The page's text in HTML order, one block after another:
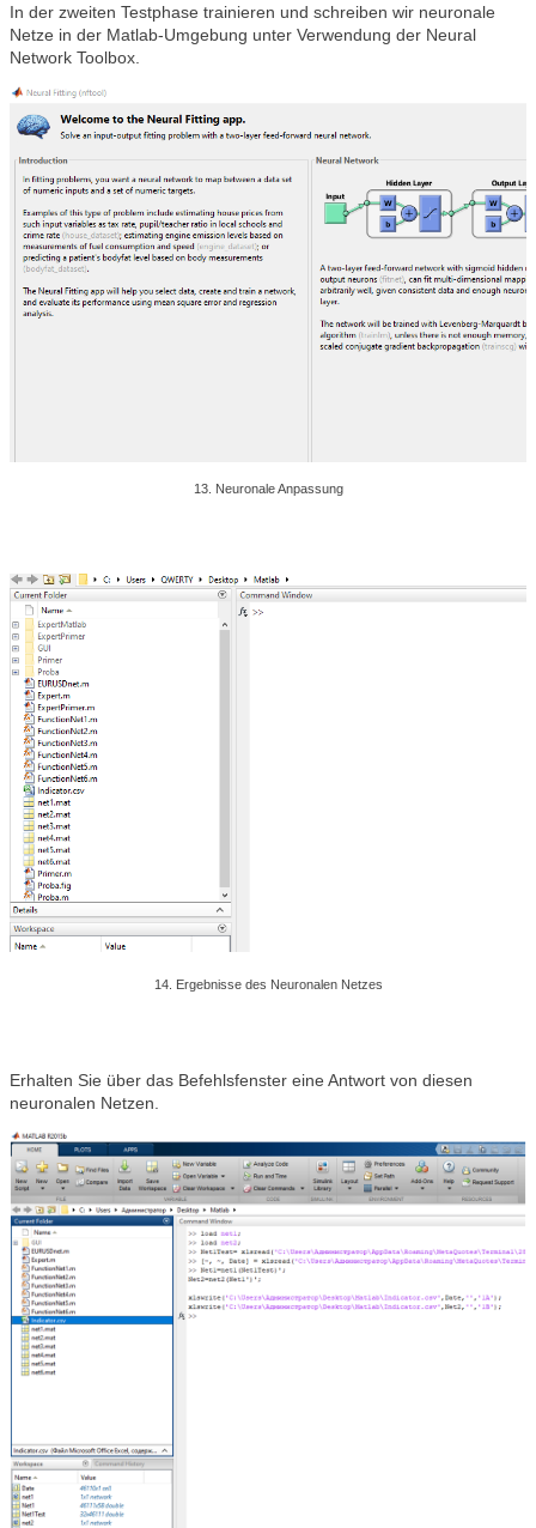
In der zweiten Testphase trainieren und schreiben wir neuronale
Netze in der Matlab-Umgebung unter Verwendung der Neural
Network Toolbox.
13. Neuronale Anpassung
14. Ergebnisse des Neuronalen Netzes
Erhalten Sie über das Befehlsfenster eine Antwort von diesen
neuronalen Netzen.